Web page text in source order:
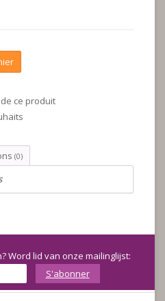
ce produit
(0)
Word lid van onze mailinglijst:
S'abonner